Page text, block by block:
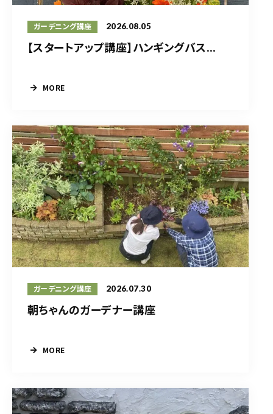
ガーデニング講座 2026.08.05
【スタートアップ講座】ハンギングバス...
MORE
ガーデニング講座 2026.07.30
朝ちゃんのガーデナー講座
MORE